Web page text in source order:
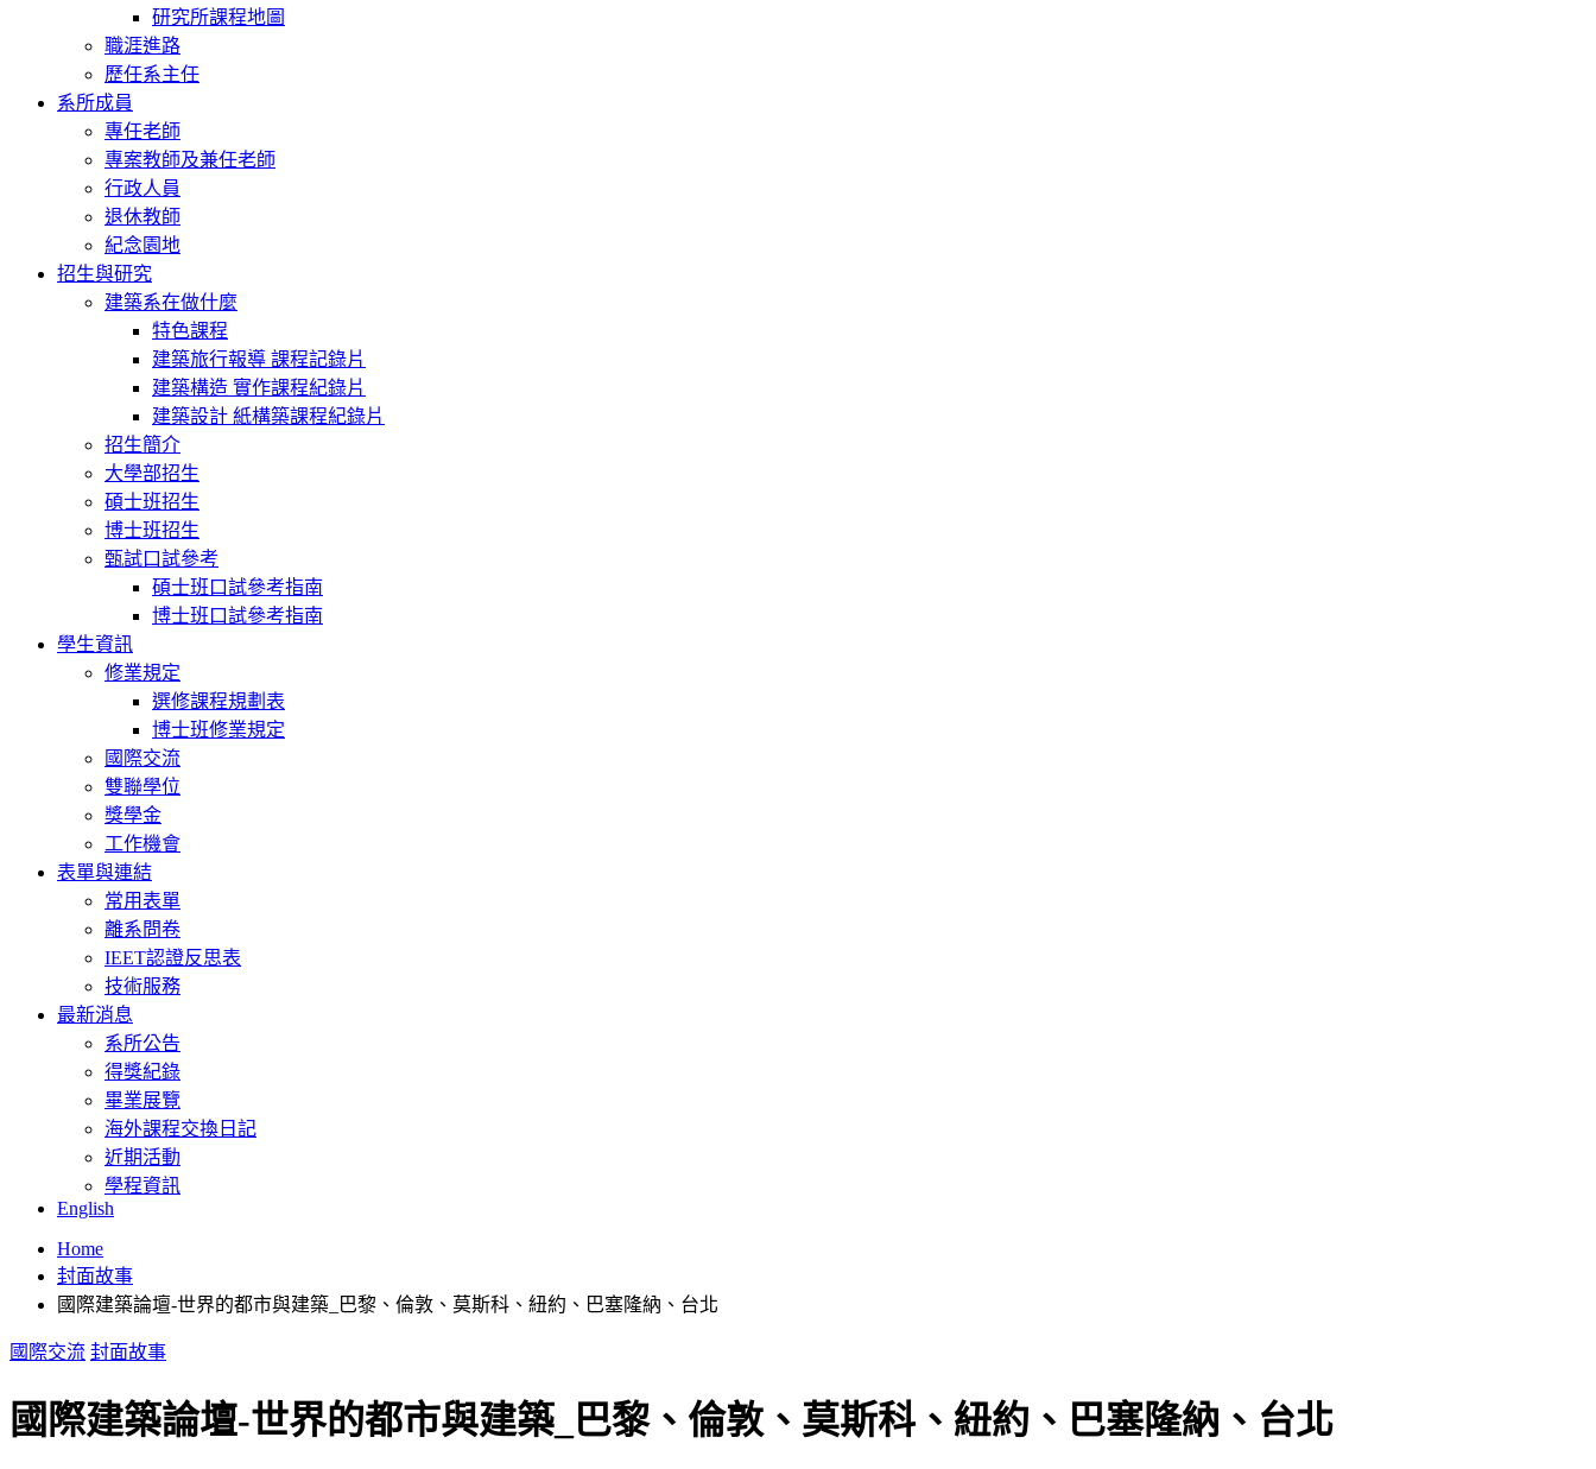
研究所課程地圖
職涯進路
歷任系主任
系所成員
專任老師
專案教師及兼任老師
行政人員
退休教師
紀念園地
招生與研究
建築系在做什麼
特色課程
建築旅行報導 課程記錄片
建築構造 實作課程紀錄片
建築設計 紙構築課程紀錄片
招生簡介
大學部招生
碩士班招生
博士班招生
甄試口試參考
碩士班口試參考指南
博士班口試參考指南
學生資訊
修業規定
選修課程規劃表
博士班修業規定
國際交流
雙聯學位
獎學金
工作機會
表單與連結
常用表單
離系問卷
IEET認證反思表
技術服務
最新消息
系所公告
得獎紀錄
畢業展覽
海外課程交換日記
近期活動
學程資訊
English
Home
封面故事
國際建築論壇-世界的都市與建築_巴黎、倫敦、莫斯科、紐約、巴塞隆納、台北
國際交流 封面故事
國際建築論壇-世界的都市與建築_巴黎、倫敦、莫斯科、紐約、巴塞隆納、台北